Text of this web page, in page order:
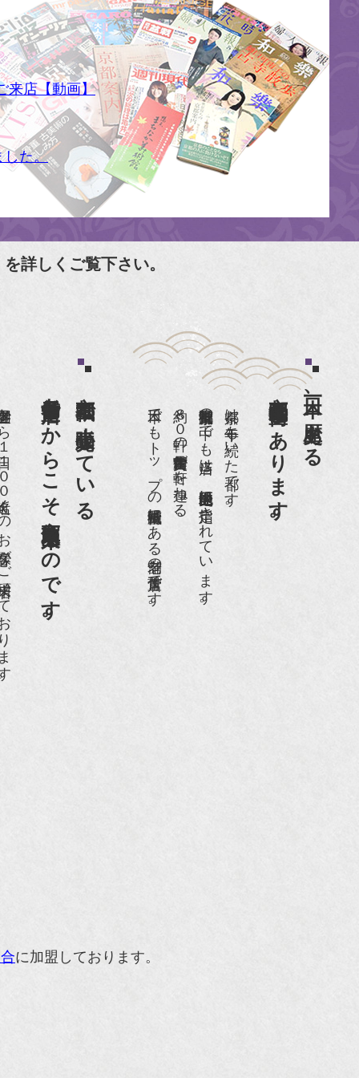
来店【動画】
した。
を詳しくご覧下さい。
日本一、歴史ある
京都祇園骨董街にあります。
京都は千年も続いた都です。
京都祇園骨董街の中でも当店は、歴史的保全地区に指定されています。
約８０軒の古美術骨董商が軒を連ねる、
日本でもトップの祇園骨董街にある老舗の骨董店です。
京都祇園で小売販売している
老舗骨董店だからこそ高価買取出来るのです。
ご来店頂いております。
に加盟しております。